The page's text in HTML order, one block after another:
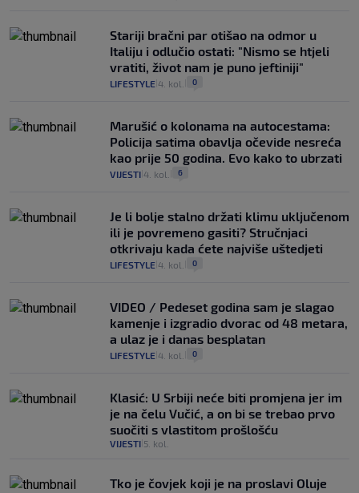
Stariji bračni par otišao na odmor u
Italiju i odlučio ostati: "Nismo se htjeli
vratiti, život nam je puno jeftiniji"
LIFESTYLE 4. kol. 0
Marušić o kolonama na autocestama:
Policija satima obavlja očevide nesreća
kao prije 50 godina. Evo kako to ubrzati
VIJESTI 4. kol. 6
Je li bolje stalno držati klimu uključenom
ili je povremeno gasiti? Stručnjaci
otkrivaju kada ćete najviše uštedjeti
LIFESTYLE 4. kol. 0
VIDEO / Pedeset godina sam je slagao
kamenje i izgradio dvorac od 48 metara,
a ulaz je i danas besplatan
LIFESTYLE 4. kol. 0
Klasić: U Srbiji neće biti promjena jer im
je na čelu Vučić, a on bi se trebao prvo
suočiti s vlastitom prošlošću
VIJESTI 5. kol.
Tko je čovjek koji je na proslavi Oluje